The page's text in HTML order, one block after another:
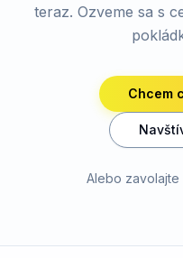
teraz. Ozveme sa s
Chcem
Alebo zavolajte